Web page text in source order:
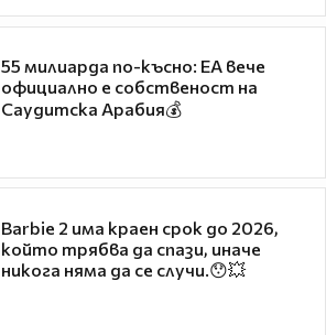
55 милиарда по-късно: EA вече
официално е собственост на
Саудитска Арабия💰
Barbie 2 има краен срок до 2026,
който трябва да спази, иначе
никога няма да се случи.😯💥